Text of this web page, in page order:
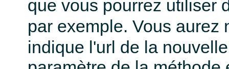
que vous pourrez utiliser
par exemple. Vous
indique l'url de la